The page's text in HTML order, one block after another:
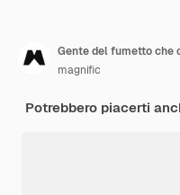
Gente del fumetto che
magnific
Potrebbero piacerti